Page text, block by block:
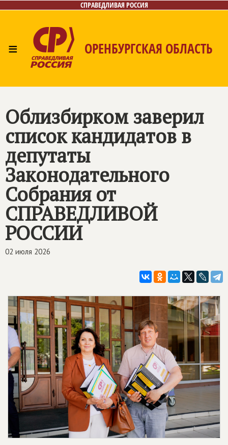
СПРАВЕДЛИВАЯ РОССИЯ
≡ ОРЕНБУРГСКАЯ ОБЛАСТЬ
️Облизбирком заверил
список кандидатов в
депутаты
Законодательного
Собрания от
СПРАВЕДЛИВОЙ
РОССИИ
02 июля 2026